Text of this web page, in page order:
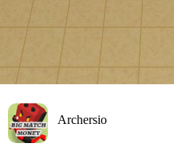
Archersio